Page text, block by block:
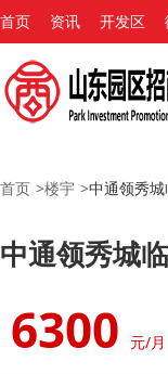
首页 资讯 开发区
首页 >楼宇 >中通领秀城
中通领秀城
6300 元/月